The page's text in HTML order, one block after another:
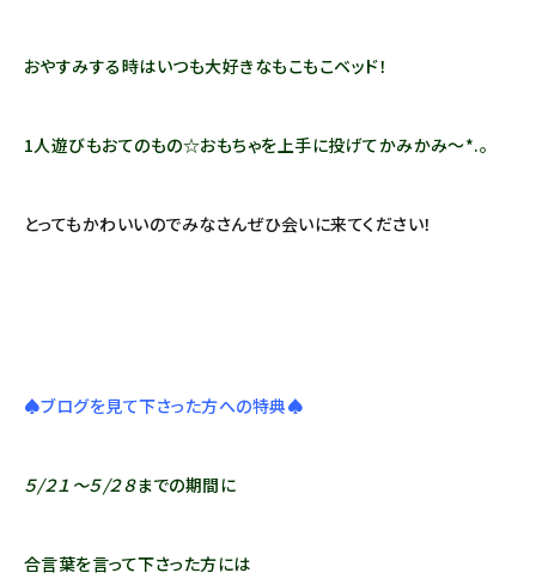
おやすみする時はいつも大好きなもこもこベッド！
1人遊びもおてのもの☆おもちゃを上手に投げてかみかみ～*.。
とってもかわいいのでみなさんぜひ会いに来てください！
♠ブログを見て下さった方への特典♠
５/２１～５/２８までの期間に
合言葉を言って下さった方には